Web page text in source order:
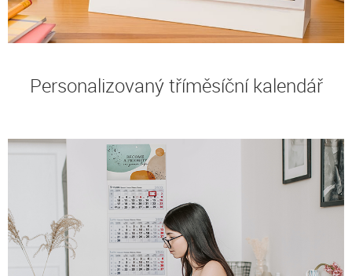
Personalizovaný tříměsíční kalendář